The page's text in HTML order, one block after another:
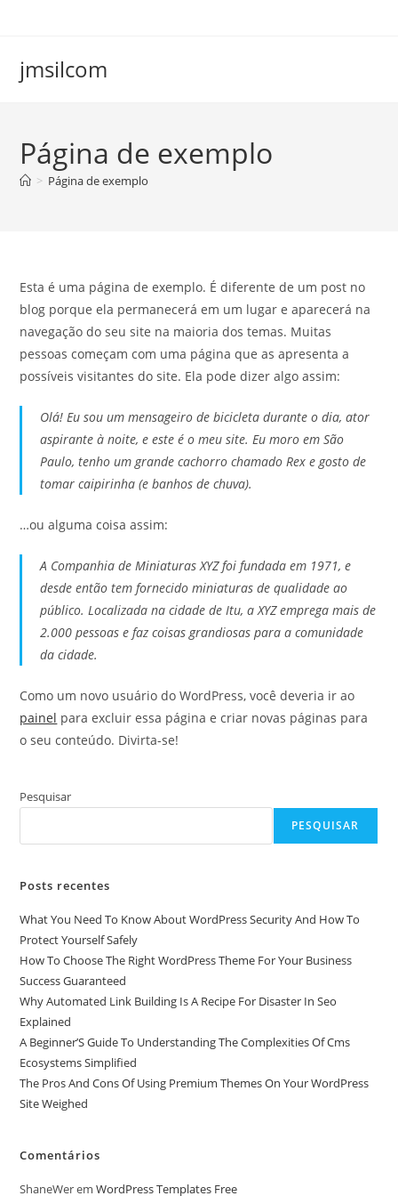
conteúdo
jmsilcom
Página de exemplo
> Página de exemplo
Esta é uma página de exemplo. É diferente de um post no
blog porque ela permanecerá em um lugar e aparecerá na
navegação do seu site na maioria dos temas. Muitas
pessoas começam com uma página que as apresenta a
possíveis visitantes do site. Ela pode dizer algo assim:
Olá! Eu sou um mensageiro de bicicleta durante o dia, ator
aspirante à noite, e este é o meu site. Eu moro em São
Paulo, tenho um grande cachorro chamado Rex e gosto de
tomar caipirinha (e banhos de chuva).
…ou alguma coisa assim:
A Companhia de Miniaturas XYZ foi fundada em 1971, e
desde então tem fornecido miniaturas de qualidade ao
público. Localizada na cidade de Itu, a XYZ emprega mais de
2.000 pessoas e faz coisas grandiosas para a comunidade
da cidade.
Como um novo usuário do WordPress, você deveria ir ao
painel para excluir essa página e criar novas páginas para
o seu conteúdo. Divirta-se!
Pesquisar
PESQUISAR
Posts recentes
What You Need To Know About WordPress Security And How To
Protect Yourself Safely
How To Choose The Right WordPress Theme For Your Business
Success Guaranteed
Why Automated Link Building Is A Recipe For Disaster In Seo
Explained
A Beginner’S Guide To Understanding The Complexities Of Cms
Ecosystems Simplified
The Pros And Cons Of Using Premium Themes On Your WordPress
Site Weighed
Comentários
ShaneWeremWordPress Templates Free